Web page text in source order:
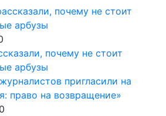
почему не стоит
арбузы